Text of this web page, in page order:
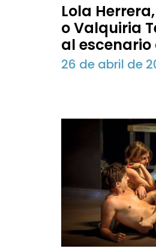
Lola
o Valquiria
al escenario
26 de abril de